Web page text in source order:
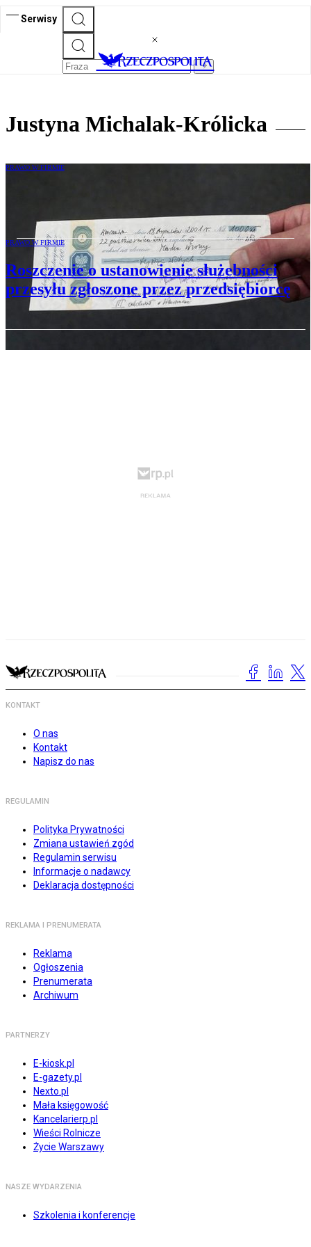
Serwisy
Justyna Michalak-Królicka
PRAWO W FIRMIE
PRAWO W FIRMIE
Roszczenie o ustanowienie służebności
przesyłu zgłoszone przez przedsiębiorcę
KONTAKT
O nas
Kontakt
Napisz do nas
REGULAMIN
Polityka Prywatności
Zmiana ustawień zgód
Regulamin serwisu
Informacje o nadawcy
Deklaracja dostępności
REKLAMA I PRENUMERATA
Reklama
Ogłoszenia
Prenumerata
Archiwum
PARTNERZY
E-kiosk.pl
E-gazety.pl
Nexto.pl
Mała księgowość
Kancelarierp.pl
Wieści Rolnicze
Życie Warszawy
NASZE WYDARZENIA
Szkolenia i konferencje